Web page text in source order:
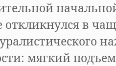
откликнулся в
мягкий